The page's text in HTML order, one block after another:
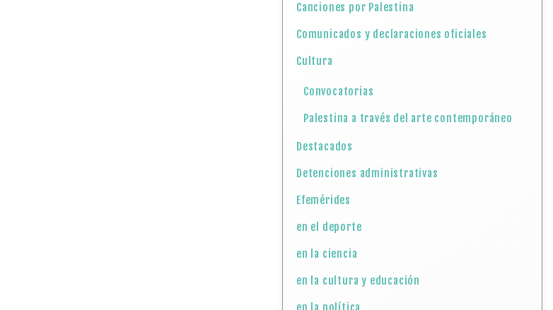
Canciones por Palestina
Comunicados y declaraciones oficiales
Cultura
Convocatorias
Palestina a través del arte contemporáneo
Destacados
Detenciones administrativas
Efemérides
en el deporte
en la ciencia
en la cultura y educación